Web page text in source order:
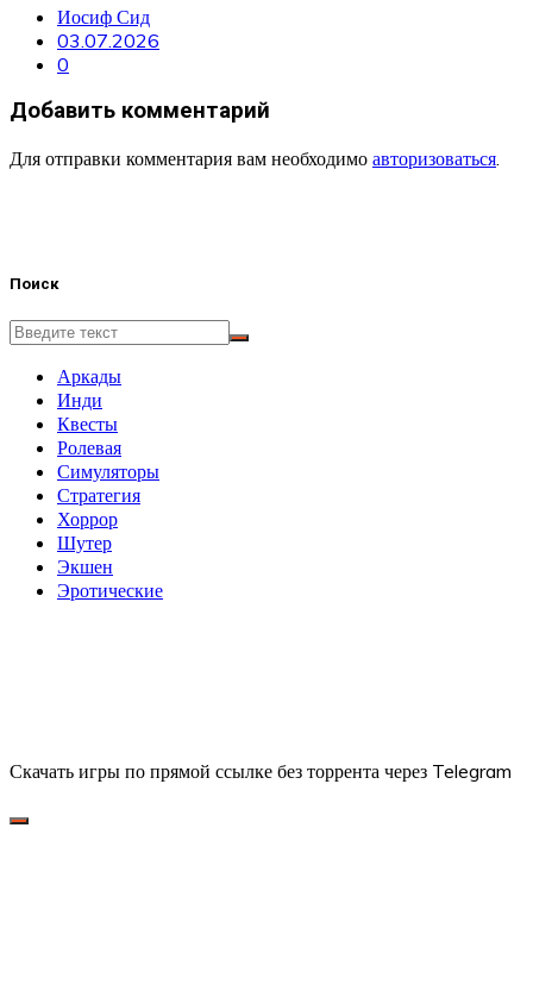
Иосиф Сид
03.07.2026
0
Добавить комментарий
Для отправки комментария вам необходимо авторизоваться.
Поиск
Аркады
Инди
Квесты
Ролевая
Симуляторы
Стратегия
Хоррор
Шутер
Экшен
Эротические
Скачать игры по прямой ссылке без торрента через Telegram